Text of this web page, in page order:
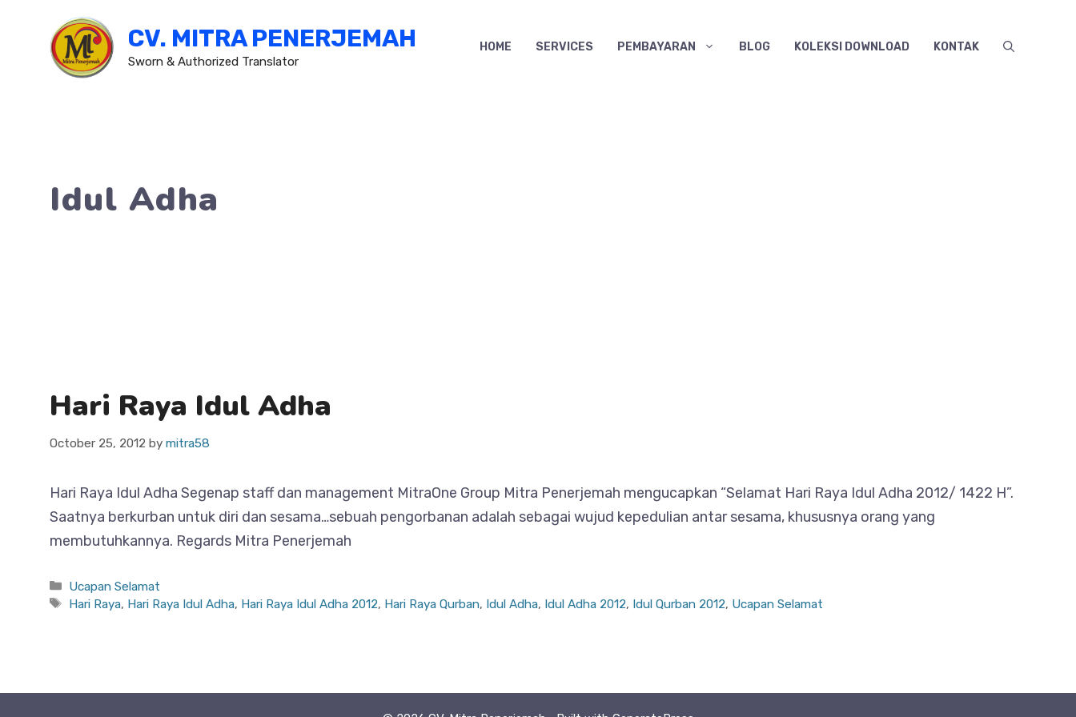
content
CV. MITRA PENERJEMAH
Sworn & Authorized Translator
HOME SERVICES PEMBAYARAN BLOG KOLEKSI DOWNLOAD KONTAK
Idul Adha
Hari Raya Idul Adha
October 25, 2012 by mitra58
Hari Raya Idul Adha Segenap staff dan management MitraOne Group Mitra Penerjemah mengucapkan “Selamat Hari Raya Idul Adha 2012/ 1422 H”.
Saatnya berkurban untuk diri dan sesama…sebuah pengorbanan adalah sebagai wujud kepedulian antar sesama, khususnya orang yang
membutuhkannya. Regards Mitra Penerjemah
Categories
Ucapan Selamat
Tags
Hari Raya, Hari Raya Idul Adha, Hari Raya Idul Adha 2012, Hari Raya Qurban, Idul Adha, Idul Adha 2012, Idul Qurban 2012, Ucapan Selamat